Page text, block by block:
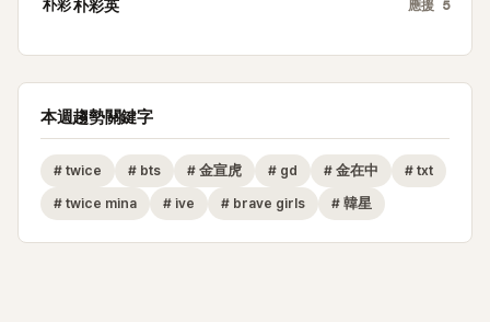
朴彩朴彩英 應援 5
本週趨勢關鍵字
# twice # bts # 金宣虎 # gd # 金在中 # txt
# twice mina # ive # brave girls # 韓星